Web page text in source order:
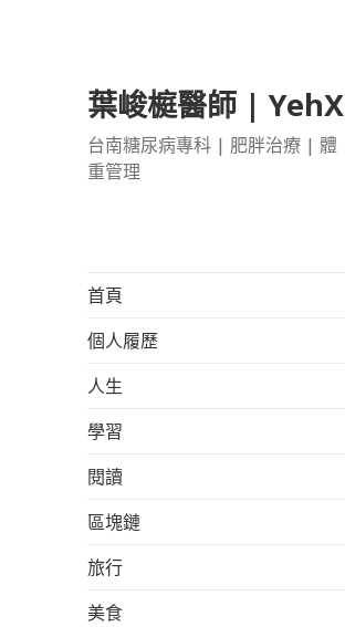
葉峻榳醫師 | YehX
台南糖尿病專科 | 肥胖治療 | 體
重管理
首頁
個人履歷
人生
學習
閱讀
區塊鏈
旅行
美食